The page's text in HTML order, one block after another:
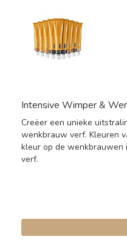
Intensive Wimper &
Creëer een unieke
wenkbrauw verf. Kleuren
kleur op de wenkbrauwen
verf.